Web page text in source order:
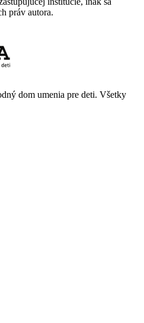
práv autora.
dom umenia pre deti. Všetky